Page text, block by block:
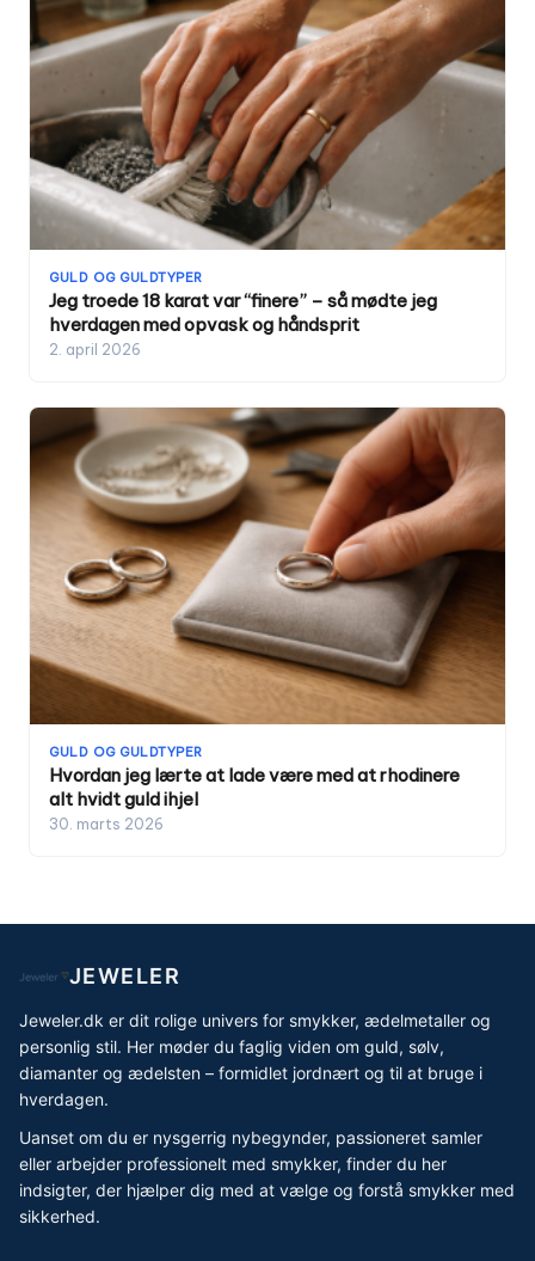
GULD OG GULDTYPER
Jeg troede 18 karat var “finere” – så mødte jeg
hverdagen med opvask og håndsprit
2. april 2026
GULD OG GULDTYPER
Hvordan jeg lærte at lade være med at rhodinere
alt hvidt guld ihjel
30. marts 2026
JEWELER
Jeweler.dk er dit rolige univers for smykker, ædelmetaller og
personlig stil. Her møder du faglig viden om guld, sølv,
diamanter og ædelsten – formidlet jordnært og til at bruge i
hverdagen.
Uanset om du er nysgerrig nybegynder, passioneret samler
eller arbejder professionelt med smykker, finder du her
indsigter, der hjælper dig med at vælge og forstå smykker med
sikkerhed.